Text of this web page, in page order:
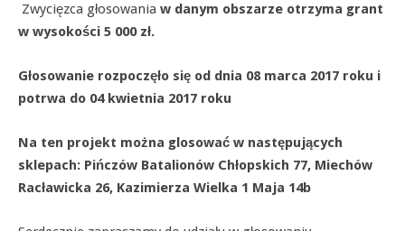
Zwycięzca głosowania w danym obszarze otrzyma grant
w wysokości 5 000 zł.
Głosowanie rozpoczęło się od dnia 08 marca 2017 roku i
potrwa do 04 kwietnia 2017 roku
Na ten projekt można glosować w następujących
sklepach: Pińczów Batalionów Chłopskich 77, Miechów
Racławicka 26, Kazimierza Wielka 1 Maja 14b